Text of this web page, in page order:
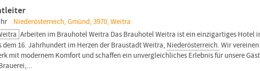
Niederösterreich, Gmünd, 3970, Weitra
Arbeiten im Brauhotel Weitra Das Brauhotel Weitra ist ein einzigartiges Hotel
dem 16. Jahrhundert im Herzen der Braustadt Weitra, Niederösterreich. Wir
mit modernem Komfort und schaffen ein unvergleichliches Erlebnis für unsere